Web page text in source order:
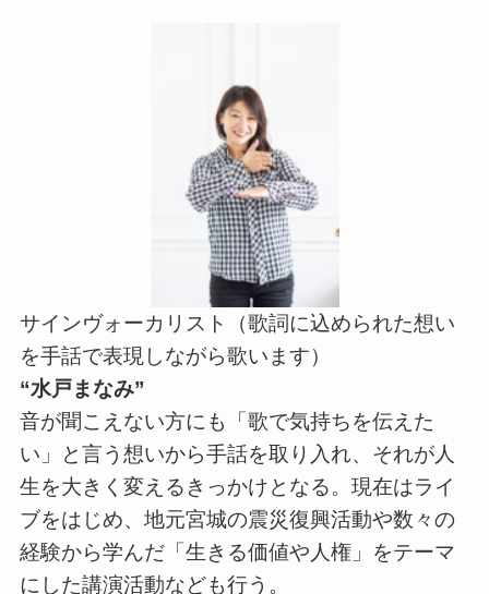
サインヴォーカリスト（歌詞に込められた想い
を手話で表現しながら歌います）
“水戸まなみ”
音が聞こえない方にも「歌で気持ちを伝えた
い」と言う想いから手話を取り入れ、それが人
生を大きく変えるきっかけとなる。現在はライ
ブをはじめ、地元宮城の震災復興活動や数々の
経験から学んだ「生きる価値や人権」をテーマ
にした講演活動なども行う。